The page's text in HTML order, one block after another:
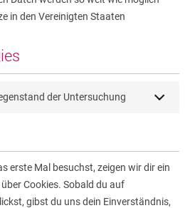
in den Vereinigten Staaten
der Untersuchung
erste Mal besuchst, zeigen wir dir ein
Cookies. Sobald du auf
gibst du uns dein Einverständnis,